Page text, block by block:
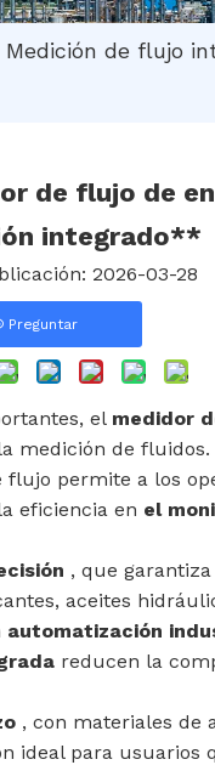
Medición de flujo
de flujo de
integrado**
2026-03-
Preguntar
el medidor
medición de fluidos.
flujo permite a los
eficiencia en el
, que
aceites
automatización
reducen la
, con materiales de
ideal para usuarios